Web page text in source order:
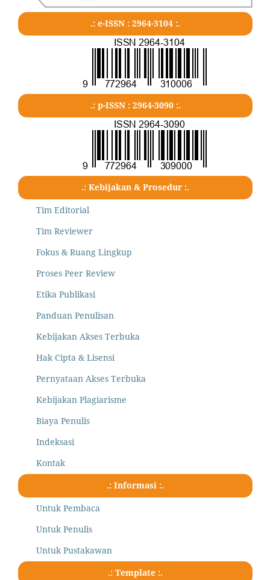
.: e-ISSN : 2964-3104 :.
.: p-ISSN : 2964-3090 :.
.: Kebijakan & Prosedur :.
Tim Editorial
Tim Reviewer
Fokus & Ruang Lingkup
Proses Peer Review
Etika Publikasi
Panduan Penulisan
Kebijakan Akses Terbuka
Hak Cipta & Lisensi
Pernyataan Akses Terbuka
Kebijakan Plagiarisme
Biaya Penulis
Indeksasi
Kontak
.: Informasi :.
Untuk Pembaca
Untuk Penulis
Untuk Pustakawan
.: Template :.